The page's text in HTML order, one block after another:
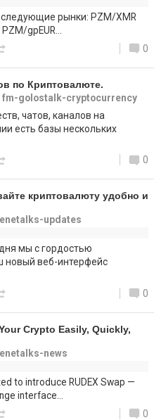
рынки: PZM/XMR
gpEUR…
0
по Криптовалюте.
fm-golostalk-cryptocurrency
чатов, каналов на
есть базы нескольких
0
криптовалюту удобно и
updates
мы с гордостью
новый веб-интерфейс
0
Crypto Easily, Quickly,
news
to introduce RUDEX Swap —
interface…
0